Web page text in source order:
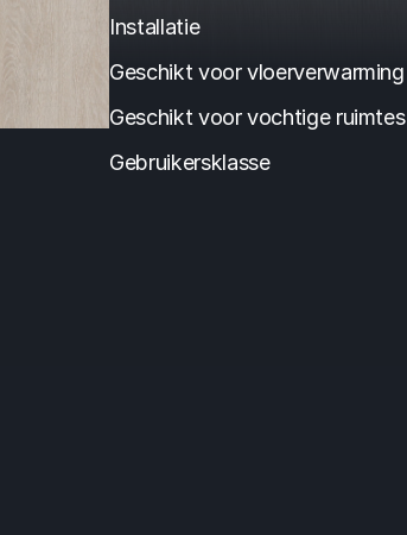
Installatie
Geschikt voor vloerverwarming
Geschikt voor vochtige ruimtes
Gebruikersklasse